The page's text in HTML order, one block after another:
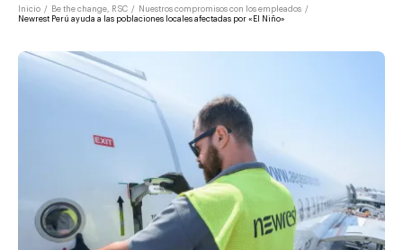
Inicio / Be the change, RSC / Nuestros compromisos con los empleados /
Newrest Perú ayuda a las poblaciones locales afectadas por «El Niño»